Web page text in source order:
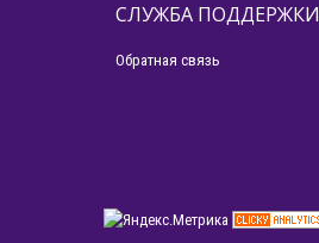
СЛУЖБА ПОДДЕРЖКИ
Обратная связь